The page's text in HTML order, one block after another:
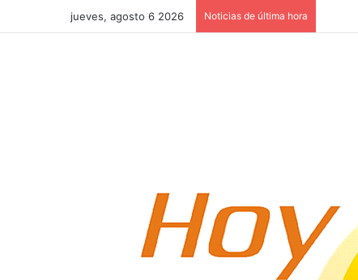
jueves, agosto 6 2026 Noticias de última hora